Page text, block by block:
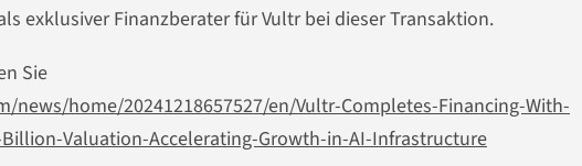
exklusiver Finanzberater für Vultr bei dieser Transaktion.
Sie
news/home/20241218657527/en/Vultr-Completes-Financing-With-
Valuation-Accelerating-Growth-in-AI-Infrastructure